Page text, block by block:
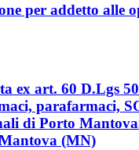
per addetto alle
ex art. 60 D.Lgs
parafarmaci,
di Porto
(MN)